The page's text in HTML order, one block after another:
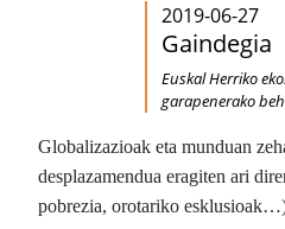
2019-06-27
Gaindegia
Euskal Herriko
garapenerako
Globalizazioak eta munduan
desplazamendua eragiten ari
pobrezia, orotariko